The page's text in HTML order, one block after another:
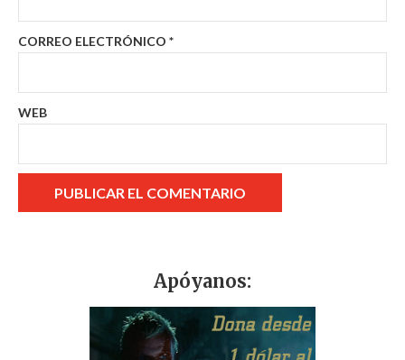
CORREO ELECTRÓNICO *
WEB
Apóyanos: